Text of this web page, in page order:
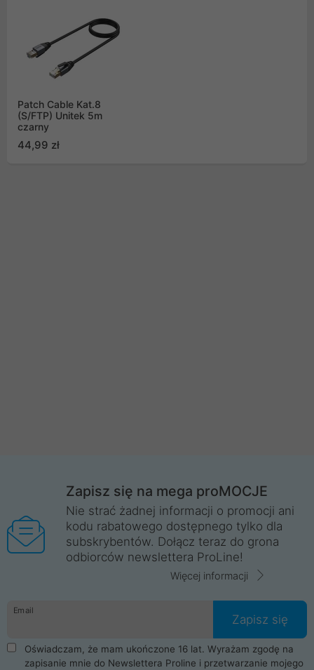
Patch Cable Kat.8
(S/FTP) Unitek 5m
czarny
44,99 zł
Zapisz się na mega proMOCJE
Nie strać żadnej informacji o promocji ani
kodu rabatowego dostępnego tylko dla
subskrybentów. Dołącz teraz do grona
odbiorców newslettera ProLine!
Więcej informacji
Email
Zapisz się
Oświadczam, że mam ukończone 16 lat. Wyrażam zgodę na
zapisanie mnie do Newslettera Proline i przetwarzanie mojego